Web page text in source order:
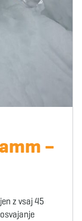
–
z vsaj 45